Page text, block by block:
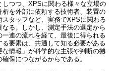
つつ、XPSに関わる様々な立場の
を外部に依頼する技術者、装置の
タッフなど、実務でXPSに関わる
る。しかし、測定手法の選定から
連の流れを経て、最後に得られる
る要素は、共通して知る必要がある
情報」が科学的な主張や判断の拠
保につながるからである。